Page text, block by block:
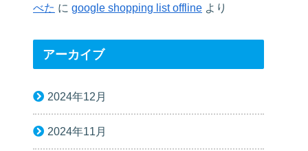
べた に google shopping list offline より
アーカイブ
2024年12月
2024年11月